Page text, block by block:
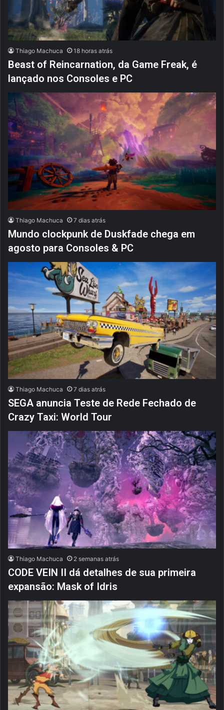
Thiago Machuca 18 horas atrás
Beast of Reincarnation, da Game Freak, é
lançado nos Consoles e PC
Thiago Machuca 7 dias atrás
Mundo clockpunk de Duskfade chega em
agosto para Consoles & PC
Thiago Machuca 7 dias atrás
SEGA anuncia Teste de Rede Fechado de
Crazy Taxi: World Tour
Thiago Machuca 2 semanas atrás
CODE VEIN II dá detalhes de sua primeira
expansão: Mask of Idris